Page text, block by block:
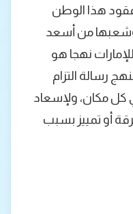
هذا الوطن
من أسعد
نهجا هو
رسالة التزام
كل مكان، ولإسعاد
أو تمييز بسبب